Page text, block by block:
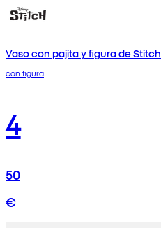
Vaso con pajita y figura de Stitch
con figura
4
50
€